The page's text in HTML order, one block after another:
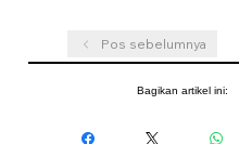
Pos sebelumnya
Bagikan artikel ini: